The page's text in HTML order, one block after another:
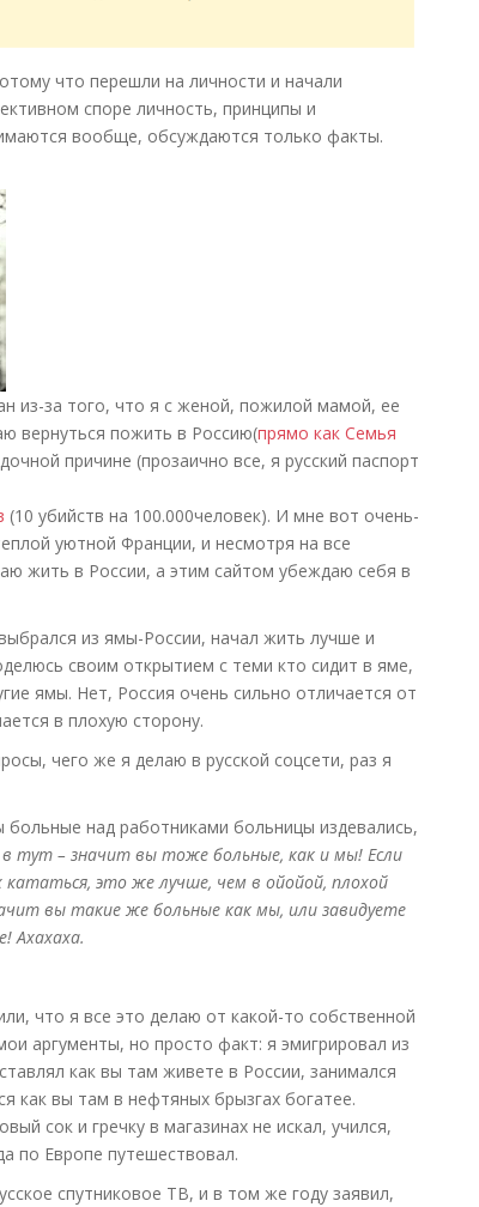
что перешли на личности и начали
споре личность, принципы и
вообще, обсуждаются только факты.
из-за того, что я с женой, пожилой мамой, ее
вернуться пожить в Россию(прямо как Семья
причине (прозаично все, я русский паспорт
(10 убийств на 100.000человек). И мне вот очень-
уютной Франции, и несмотря на все
жить в России, а этим сайтом убеждаю себя в
из ямы-России, начал жить лучше и
своим открытием с теми кто сидит в яме,
ямы. Нет, Россия очень сильно отличается от
в плохую сторону.
чего же я делаю в русской соцсети, раз я
больные над работниками больницы издевались,
в тут – значит вы тоже больные, как и мы! Если
кататься, это же лучше, чем в ойойой, плохой
вы такие же больные как мы, или завидуете
Ахахаха.
что я все это делаю от какой-то собственной
аргументы, но просто факт: я эмигрировал из
как вы там живете в России, занимался
как вы там в нефтяных брызгах богатее.
сок и гречку в магазинах не искал, учился,
по Европе путешествовал.
спутниковое ТВ, и в том же году заявил,